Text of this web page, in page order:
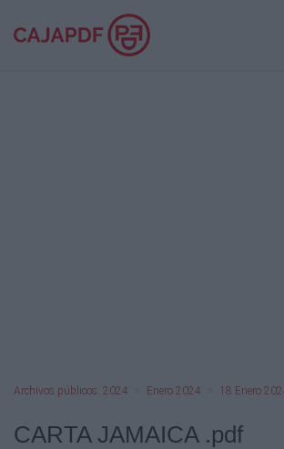
Archivos públicos: 2024 Enero 2024 18 Enero
CARTA JAMAICA .pdf